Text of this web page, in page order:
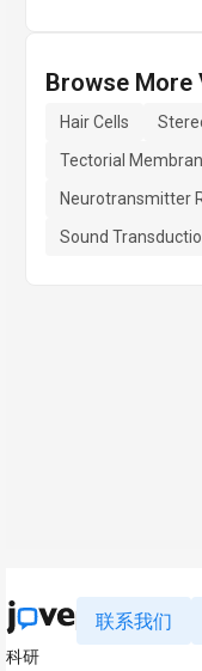
Browse More
Hair Cells
Tectorial
Neurotransmitter
Sound
联系我们
科研